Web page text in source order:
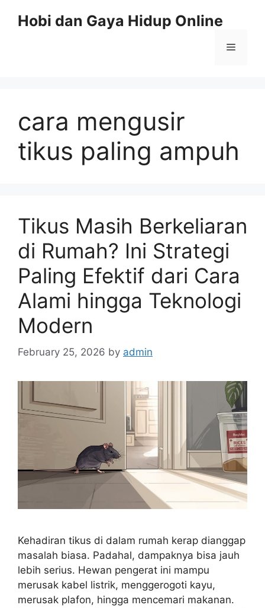
Hobi dan Gaya Hidup Online
Menu
cara mengusir
tikus paling ampuh
Tikus Masih Berkeliaran
di Rumah? Ini Strategi
Paling Efektif dari Cara
Alami hingga Teknologi
Modern
February 25, 2026 by admin
Kehadiran tikus di dalam rumah kerap dianggap
masalah biasa. Padahal, dampaknya bisa jauh
lebih serius. Hewan pengerat ini mampu
merusak kabel listrik, menggerogoti kayu,
merusak plafon, hingga mencemari makanan.